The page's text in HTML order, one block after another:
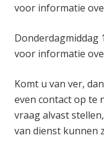
voor informatie
Donderdagmiddag
voor informatie
Komt u van ver,
even contact op te
vraag alvast
van dienst kunnen